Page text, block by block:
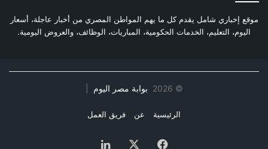
موقع إخباري شامل يقدم كل ما يهم المواطن المصري من أخبار عاجلة، أسعار
اليوم، التعليم، الخدمات الحكومية، المباريات، الوظائف، والعروض اليومية.
©
2026 بوابة مصر اليوم
الرئيسية عن فريق العمل
فيسبوك لينكدإن